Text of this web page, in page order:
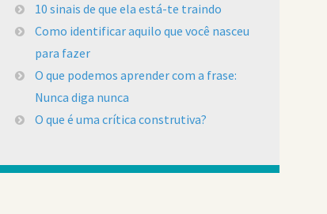
10 sinais de que ela está-te traindo
Como identificar aquilo que você nasceu
para fazer
O que podemos aprender com a frase:
Nunca diga nunca
O que é uma crítica construtiva?